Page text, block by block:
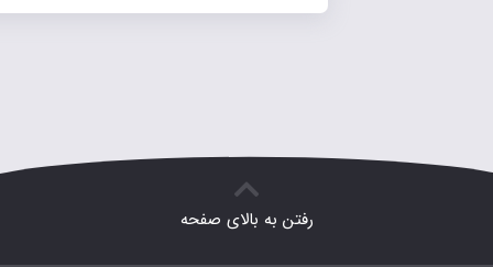
رفتن به بالای صفحه